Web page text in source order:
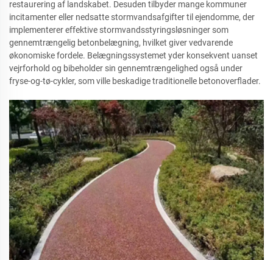
restaurering af landskabet. Desuden tilbyder mange kommuner
incitamenter eller nedsatte stormvandsafgifter til ejendomme, der
implementerer effektive stormvandsstyringsløsninger som
gennemtrængelig betonbelægning, hvilket giver vedvarende
økonomiske fordele. Belægningssystemet yder konsekvent uanset
vejrforhold og bibeholder sin gennemtrængelighed også under
fryse-og-tø-cykler, som ville beskadige traditionelle betonoverflader.